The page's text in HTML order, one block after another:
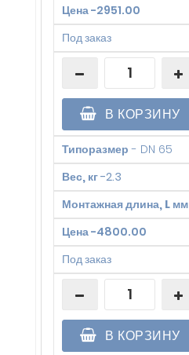
Цена-2951.00
Под заказ
В КОРЗИНУ
Типоразмер - DN 65
Вес, кг-2.3
Монтажная длина, L мм
Цена-4800.00
Под заказ
В КОРЗИНУ